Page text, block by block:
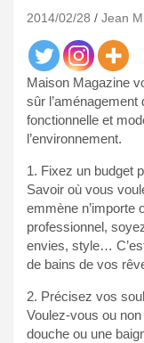
2014/02/28 Jean
Maison Magazine
sûr
fonctionnelle et
l’environnement.
1. Fixez un budget
Savoir où vous
emmène n’importe
professionnel,
envies, style…
de bains de vos
2. Précisez vos
Voulez-vous ou
douche ou une